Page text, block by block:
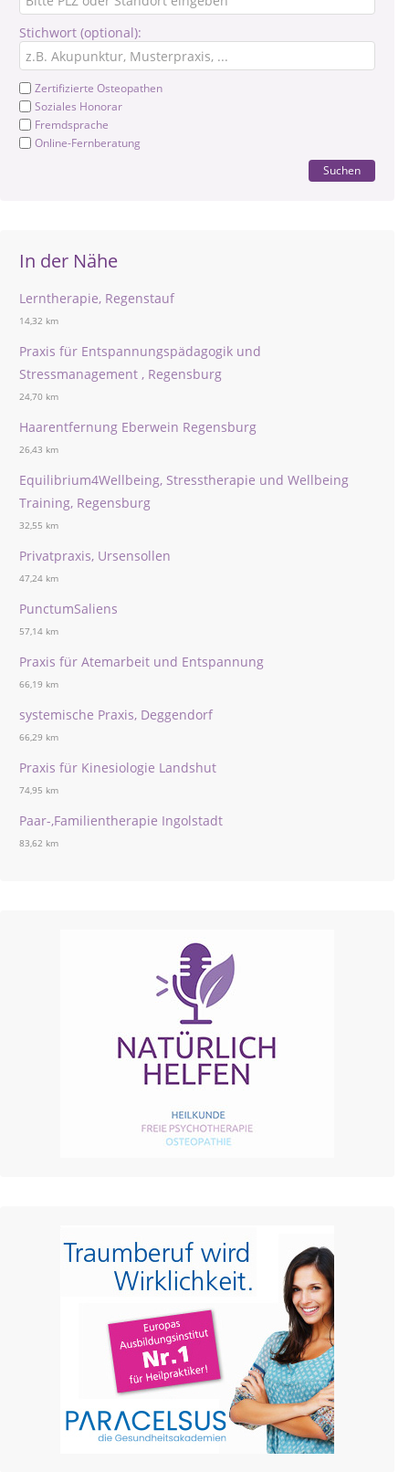
Stichwort (optional):
Zertifizierte Osteopathen
Soziales Honorar
Fremdsprache
Online-Fernberatung
Suchen
In der Nähe
Lerntherapie, Regenstauf
14,32 km
Praxis für Entspannungspädagogik und
Stressmanagement , Regensburg
24,70 km
Haarentfernung Eberwein Regensburg
26,43 km
Equilibrium4Wellbeing, Stresstherapie und Wellbeing
Training, Regensburg
32,55 km
Privatpraxis, Ursensollen
47,24 km
PunctumSaliens
57,14 km
Praxis für Atemarbeit und Entspannung
66,19 km
systemische Praxis, Deggendorf
66,29 km
Praxis für Kinesiologie Landshut
74,95 km
Paar-,Familientherapie Ingolstadt
83,62 km